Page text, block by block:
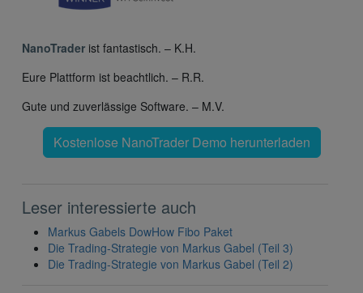
NanoTrader ist fantastisch. – K.H.
Eure Plattform ist beachtlich. – R.R.
Gute und zuverlässige Software. – M.V.
Kostenlose NanoTrader Demo herunterladen
Leser interessierte auch
Markus Gabels DowHow Fibo Paket
Die Trading-Strategie von Markus Gabel (Teil 3)
Die Trading-Strategie von Markus Gabel (Teil 2)